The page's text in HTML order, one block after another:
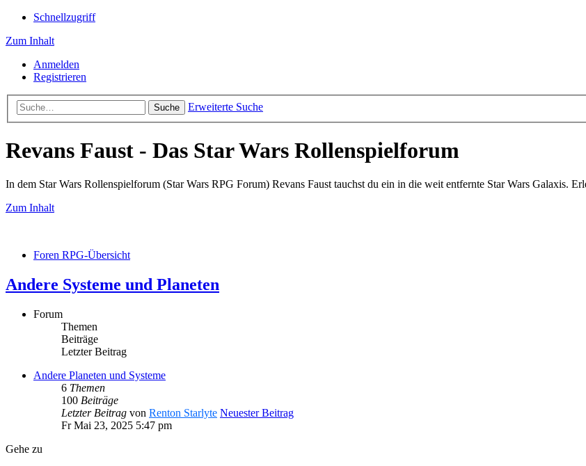
Schnellzugriff
Zum Inhalt
Anmelden
Registrieren
Suche Erweiterte Suche
Revans Faust - Das Star Wars Rollenspielforum
In dem Star Wars Rollenspielforum (Star Wars RPG Forum) Revans Faust tauchst du ein in die weit entfernte Star Wars Galaxis.
Zum Inhalt
Foren RPG-Übersicht
Andere Systeme und Planeten
Forum
Themen
Beiträge
Letzter Beitrag
Andere Planeten und Systeme
6 Themen
100 Beiträge
Letzter Beitrag von Renton Starlyte Neuester Beitrag
Fr Mai 23, 2025 5:47 pm
Gehe zu